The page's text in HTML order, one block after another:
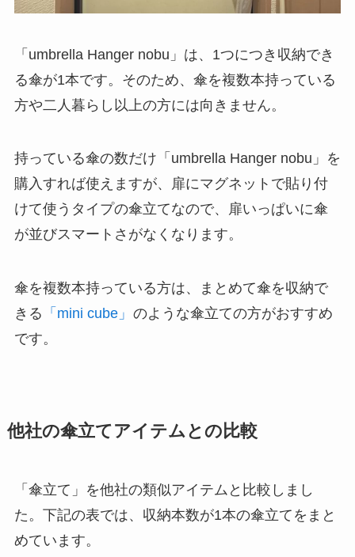
「umbrella Hanger nobu」は、1つにつき収納でき
る傘が1本です。そのため、傘を複数本持っている
方や二人暮らし以上の方には向きません。
持っている傘の数だけ「umbrella Hanger nobu」を
購入すれば使えますが、扉にマグネットで貼り付
けて使うタイプの傘立てなので、扉いっぱいに傘
が並びスマートさがなくなります。
傘を複数本持っている方は、まとめて傘を収納で
きる 「mini cube」 のような傘立ての方がおすすめ
です。
他社の傘立てアイテムとの比較
「傘立て」を他社の類似アイテムと比較しまし
た。下記の表では、収納本数が1本の傘立てをまと
めています。